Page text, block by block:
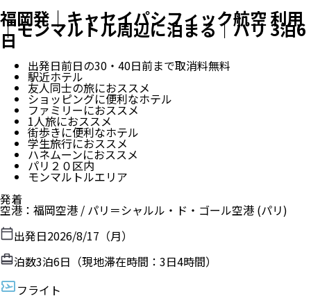
福岡発｜キャセイパシフィック航空 利用
｜モンマルトル周辺に泊まる｜パリ 3泊6
日
出発日前日の30・40日前まで取消料無料
駅近ホテル
友人同士の旅におススメ
ショッピングに便利なホテル
ファミリーにおススメ
1人旅におススメ
街歩きに便利なホテル
学生旅行におススメ
ハネムーンにおススメ
パリ２０区内
モンマルトルエリア
発着
空港 ： 福岡空港 / パリ＝シャルル・ド・ゴール空港 (パリ)
出発日2026/8/17（月）
泊数3泊6日（現地滞在時間： 3日4時間）
フライト